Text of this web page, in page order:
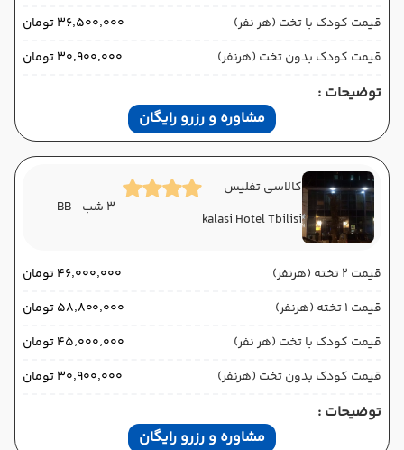
قیمت کودک با تخت (هر نفر)
۳۶٬۵۰۰٬۰۰۰ تومان
قیمت کودک بدون تخت (هرنفر)
۳۰٬۹۰۰٬۰۰۰ تومان
توضیحات :
مشاوره و رزرو رایگان
کالاسی تفلیس
kalasi Hotel Tbilisi
3 شب BB
قیمت 2 تخته (هرنفر)
۴۶٬۰۰۰٬۰۰۰ تومان
قیمت 1 تخته (هرنفر)
۵۸٬۸۰۰٬۰۰۰ تومان
قیمت کودک با تخت (هر نفر)
۴۵٬۰۰۰٬۰۰۰ تومان
قیمت کودک بدون تخت (هرنفر)
۳۰٬۹۰۰٬۰۰۰ تومان
توضیحات :
مشاوره و رزرو رایگان